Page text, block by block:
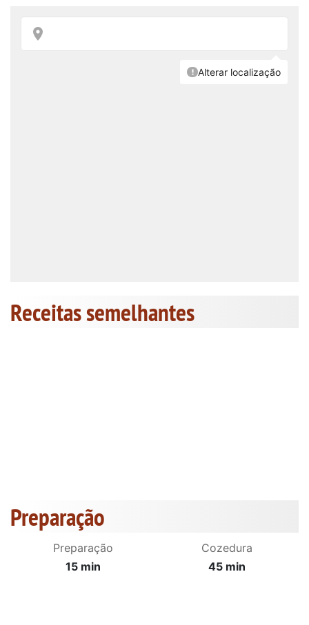
Receitas semelhantes
Preparação
Preparação
15 min
Cozedura
45 min